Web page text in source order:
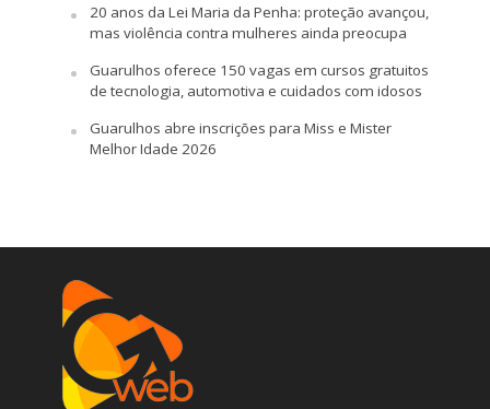
20 anos da Lei Maria da Penha: proteção avançou,
mas violência contra mulheres ainda preocupa
Guarulhos oferece 150 vagas em cursos gratuitos
de tecnologia, automotiva e cuidados com idosos
Guarulhos abre inscrições para Miss e Mister
Melhor Idade 2026